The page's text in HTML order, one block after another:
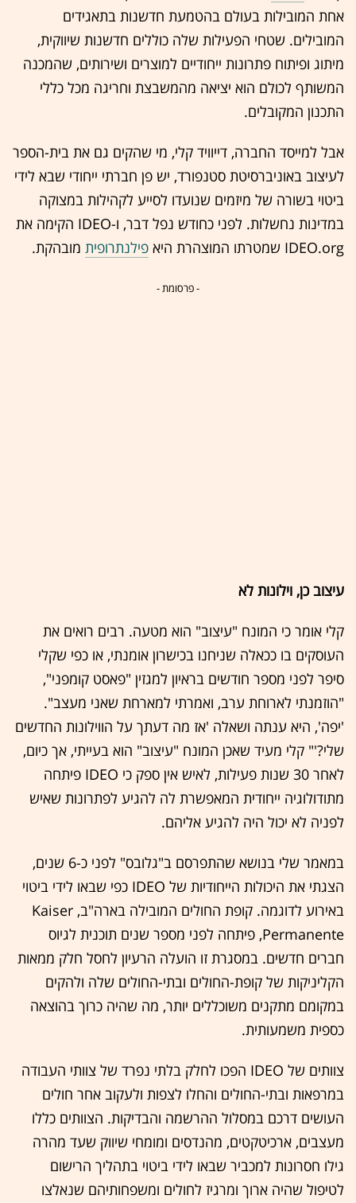
אחת המובילות בעולם בהטמעת חדשנות בתאגידים
המובילים. שטחי הפעילות שלה כוללים חדשנות שיווקית,
מיתוג ופיתוח פתרונות ייחודיים למוצרים ושירותים, שהמכנה
המשותף לכולם הוא יציאה מהמשבצת וחריגה מכל כללי
התכנון המקובלים.
אבל למייסד החברה, דייוויד קלי, מי שהקים גם את בית-הספר
לעיצוב באוניברסיטת סטנפורד, יש פן חברתי ייחודי שבא לידי
ביטוי בשורה של מיזמים שנועדו לסייע לקהילות במצוקה
במדינות נחשלות. לפני כחודש נפל דבר, ו-IDEO הקימה את
IDEO.org שמטרתו המוצהרת היא
פילנתרופית מובהקת.
- פרסומת -
עיצוב כן, וילונות לא
קלי אומר כי המונח "עיצוב" הוא מטעה. רבים רואים את
העוסקים בו ככאלה שניחנו בכישרון אומנתי, או כפי שקלי
סיפר לפני מספר חודשים בראיון למגזין "פאסט קומפני",
"הוזמנתי לארוחת ערב, ואמרתי למארחת שאני מעצב".
'יפה', היא ענתה ושאלה 'אז מה דעתך על הווילונות החדשים
שלי?'" קלי מעיד שאכן המונח "עיצוב" הוא בעייתי, אך כיום,
לאחר 30 שנות פעילות, לאיש אין ספק כי IDEO פיתחה
מתודולוגיה ייחודית המאפשרת לה להגיע לפתרונות שאיש
לפניה לא יכול היה להגיע אליהם.
במאמר שלי בנושא שהתפרסם ב"גלובס" לפני כ-6 שנים,
הצגתי את היכולות הייחודיות של IDEO כפי שבאו לידי ביטוי
באירוע לדוגמה. קופת החולים המובילה בארה"ב, Kaiser
Permanente, פיתחה לפני מספר שנים תוכנית לגיוס
חברים חדשים. במסגרת זו הועלה הרעיון לחסל חלק ממאות
הקליניקות של קופת-החולים ובתי-החולים שלה ולהקים
במקומם מתקנים משוכללים יותר, מה שהיה כרוך בהוצאה
כספית משמעותית.
צוותים של IDEO הפכו לחלק בלתי נפרד של צוותי העבודה
במרפאות ובתי-החולים והחלו לצפות ולעקוב אחר חולים
העושים דרכם במסלול ההרשמה והבדיקות. הצוותים כללו
מעצבים, ארכיטקטים, מהנדסים ומומחי שיווק שעד מהרה
גילו חסרונות למכביר שבאו לידי ביטוי בתהליך הרישום
לטיפול שהיה ארוך ומרגיז לחולים ומשפחותיהם שנאלצו